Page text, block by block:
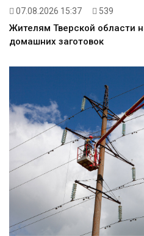
07.08.2026 15:37 539
Жителям Тверской области
домашних заготовок